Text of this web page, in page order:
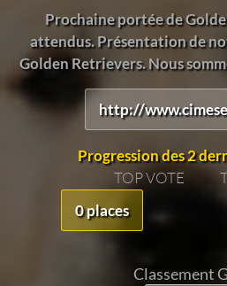
Prochaine portée de
attendus. Présentation de
Golden Retrievers. Nous
http://
Progression des 2
TOP VOTE
0 places
Classement